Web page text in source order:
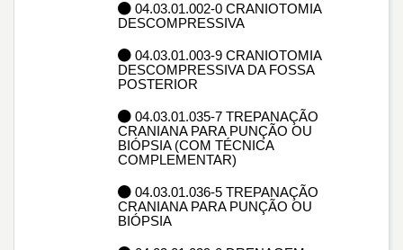
04.03.01.002-0 CRANIOTOMIA
DESCOMPRESSIVA
04.03.01.003-9 CRANIOTOMIA
DESCOMPRESSIVA DA FOSSA
POSTERIOR
04.03.01.035-7 TREPANAÇÃO
CRANIANA PARA PUNÇÃO OU
BIÓPSIA (COM TÉCNICA
COMPLEMENTAR)
04.03.01.036-5 TREPANAÇÃO
CRANIANA PARA PUNÇÃO OU
BIÓPSIA